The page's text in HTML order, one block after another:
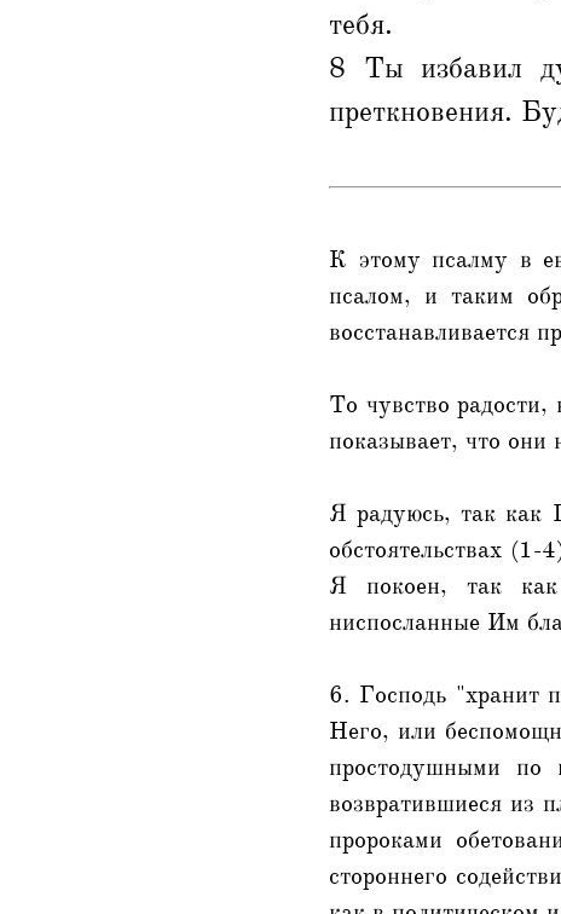
тебя.
8 Ты избавил
преткновения.
К этому псалму в
псалом, и таким
восстанавливается
То чувство
показывает, что
Я радуюсь, так как
обстоятельствах
Я покоен, так
ниспосланные Им
6. Господь "хранит
Него, или
простодушными по
возвратившиеся из
пророками
стороннего